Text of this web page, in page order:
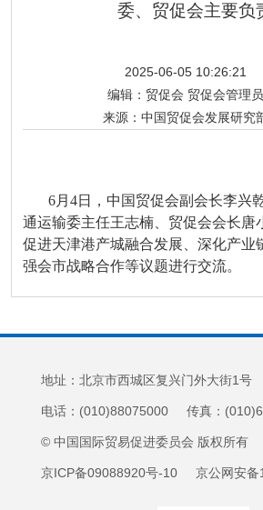
委、贸促会主要负
2025-06-05 10:26:21
编辑： 贸促会 贸促会管理员
来源： 中国贸促会发展研究
6月4日，中国贸促会副会长李兴
通运输委主任王志楠、贸促会会长唐
促进天津港产城融合发展、深化产业
强会市战略合作等议题进行交流。
地址：北京市西城区复兴门外大街1
电话：(010)88075000 传真：
© 中国国际贸易促进委员会 版权所有
京ICP备09088920号-10 京公网安备